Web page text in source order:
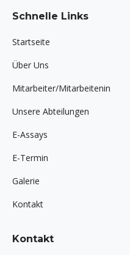
opens
window
opens
window
opens
Schnelle Links
Startseite
Über Uns
Mitarbeiter/Mitarbeitenin
Unsere Abteilungen
E-Assays
E-Termin
Galerie
Kontakt
Kontakt